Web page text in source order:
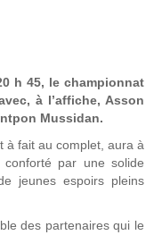
h 45, le championnat
à l’affiche, Asson
Mussidan.
à fait au complet, aura à
par une solide
jeunes espoirs pleins
des partenaires qui le